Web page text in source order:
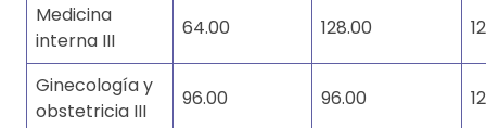
Medicina
interna III
64.00 128.00
Ginecología y
obstetricia III
96.00 96.00